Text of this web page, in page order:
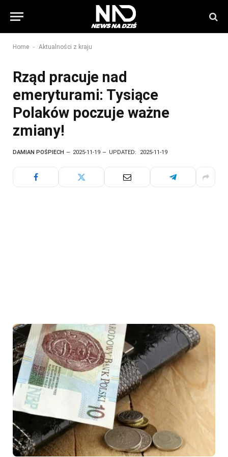
Home - Aktualności z kraju
Rząd pracuje nad
emeryturami: Tysiące
Polaków poczuje ważne
zmiany!
DAMIAN POŚPIECH 2025-11-19 UPDATED: 2025-11-19